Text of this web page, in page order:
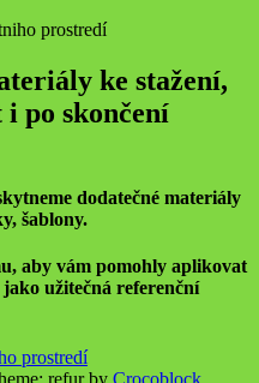
ke stažení,
po skončení
dodatečné materiály
šablony.
aby vám pomohly aplikovat
užitečná referenční
prostredí
refur by Crocoblock